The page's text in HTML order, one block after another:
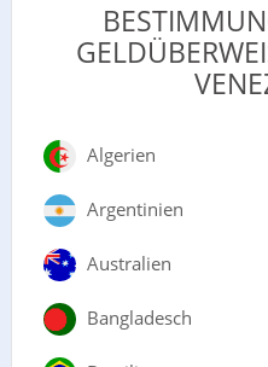
Algerien
Argentinien
Australien
Bangladesch